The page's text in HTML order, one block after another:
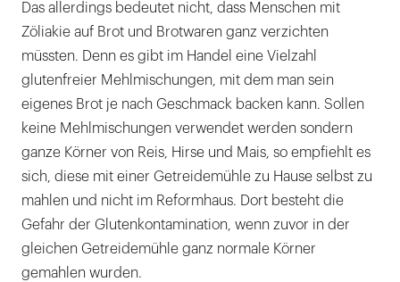
Das allerdings bedeutet nicht, dass Menschen mit
Zöliakie auf Brot und Brotwaren ganz verzichten
müssten. Denn es gibt im Handel eine Vielzahl
glutenfreier Mehlmischungen, mit dem man sein
eigenes Brot je nach Geschmack backen kann. Sollen
keine Mehlmischungen verwendet werden sondern
ganze Körner von Reis, Hirse und Mais, so empfiehlt es
sich, diese mit einer Getreidemühle zu Hause selbst zu
mahlen und nicht im Reformhaus. Dort besteht die
Gefahr der Glutenkontamination, wenn zuvor in der
gleichen Getreidemühle ganz normale Körner
gemahlen wurden.